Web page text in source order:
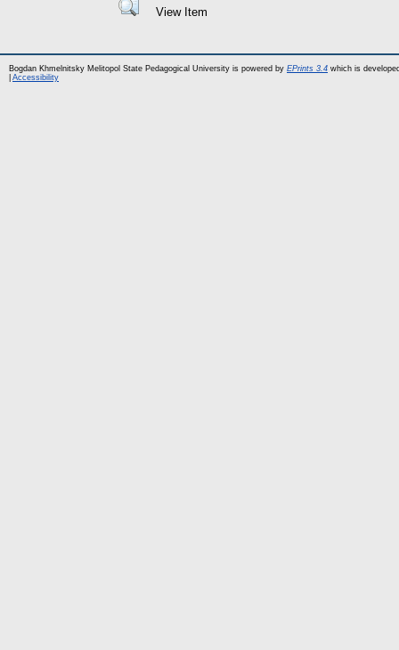
View Item
Bogdan Khmelnitsky Melitopol State Pedagogical University is powered by EPrints 3.4 which is
Accessibility